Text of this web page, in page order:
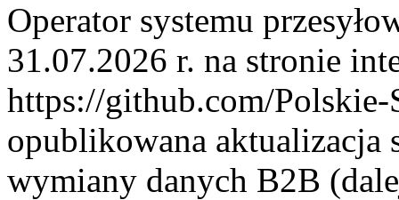
Operator systemu
31.07.2026 r. na stronie
https://github.com/Polskie-
opublikowana aktualizacja
wymiany danych B2B